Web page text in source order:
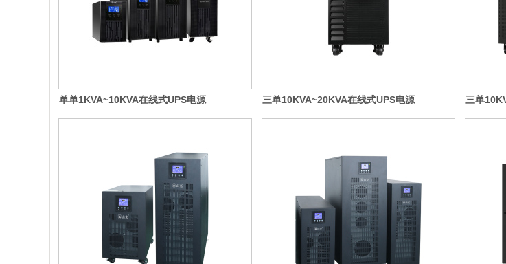
单单1KVA~10KVA在线式UPS电源 三单10KVA~20KVA在线式UPS电源 三单